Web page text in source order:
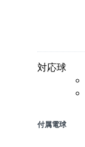
対応球
付属電球